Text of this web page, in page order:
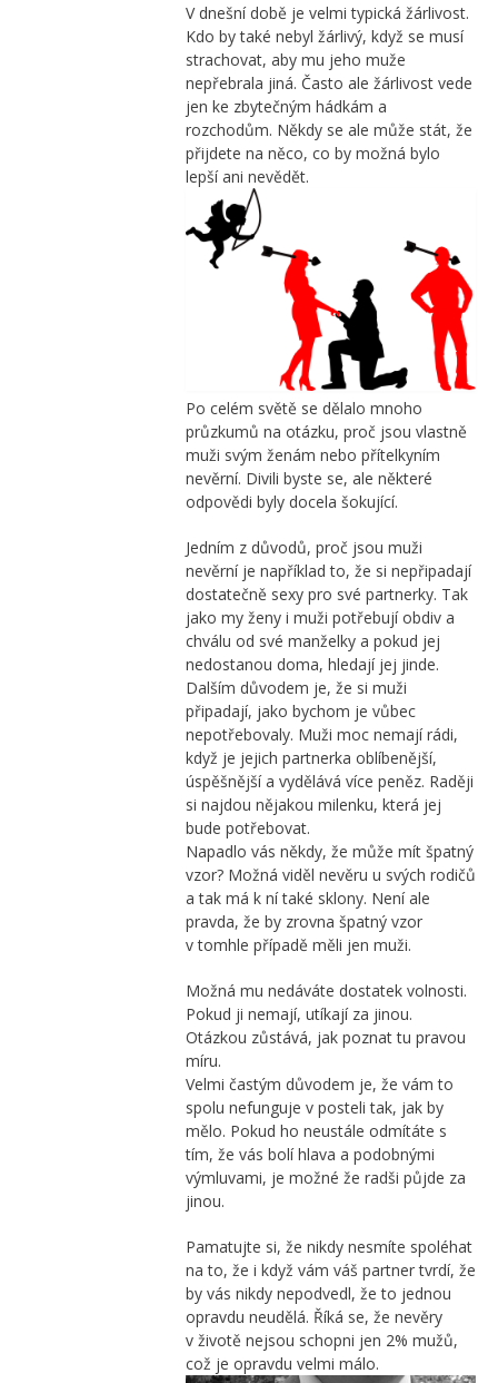
V dnešní době je velmi typická žárlivost.
Kdo by také nebyl žárlivý, když se musí
strachovat, aby mu jeho muže
nepřebrala jiná. Často ale žárlivost vede
jen ke zbytečným hádkám a
rozchodům. Někdy se ale může stát, že
přijdete na něco, co by možná bylo
lepší ani nevědět.
Po celém světě se dělalo mnoho
průzkumů na otázku, proč jsou vlastně
muži svým ženám nebo přítelkyním
nevěrní. Divili byste se, ale některé
odpovědi byly docela šokující.
Jedním z důvodů, proč jsou muži
nevěrní je například to, že si nepřipadají
dostatečně sexy pro své partnerky. Tak
jako my ženy i muži potřebují obdiv a
chválu od své manželky a pokud jej
nedostanou doma, hledají jej jinde.
Dalším důvodem je, že si muži
připadají, jako bychom je vůbec
nepotřebovaly. Muži moc nemají rádi,
když je jejich partnerka oblíbenější,
úspěšnější a vydělává více peněz. Raději
si najdou nějakou milenku, která jej
bude potřebovat.
Napadlo vás někdy, že může mít špatný
vzor? Možná viděl nevěru u svých rodičů
a tak má k ní také sklony. Není ale
pravda, že by zrovna špatný vzor
v tomhle případě měli jen muži.
Možná mu nedáváte dostatek volnosti.
Pokud ji nemají, utíkají za jinou.
Otázkou zůstává, jak poznat tu pravou
míru.
Velmi častým důvodem je, že vám to
spolu nefunguje v posteli tak, jak by
mělo. Pokud ho neustále odmítáte s
tím, že vás bolí hlava a podobnými
výmluvami, je možné že radši půjde za
jinou.
Pamatujte si, že nikdy nesmíte spoléhat
na to, že i když vám váš partner tvrdí, že
by vás nikdy nepodvedl, že to jednou
opravdu neudělá. Říká se, že nevěry
v životě nejsou schopni jen 2% mužů,
což je opravdu velmi málo.